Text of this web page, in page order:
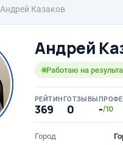
Андрей Казаков
Андрей
Работаю на
РЕЙТИНГ
369
ОТЗЫВЫ
0 -/10
Город